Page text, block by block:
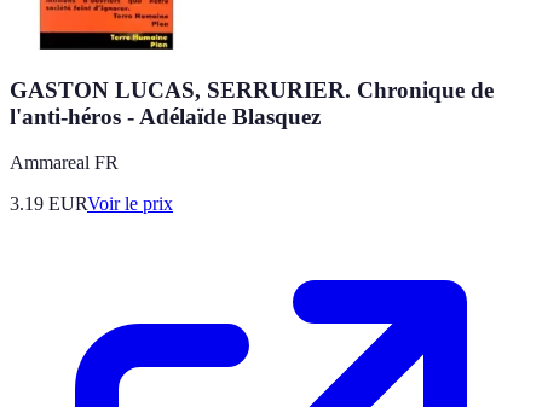
GASTON LUCAS, SERRURIER. Chronique de
l'anti-héros - Adélaïde Blasquez
Ammareal FR
3.19 EURVoir le prix